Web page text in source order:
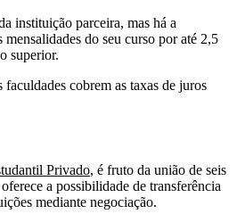
instituição parceira, mas há a
do seu curso por até 2,5
superior.
faculdades cobrem as taxas de juros
Privado, é fruto da união de seis
a possibilidade de transferência
mediante negociação.